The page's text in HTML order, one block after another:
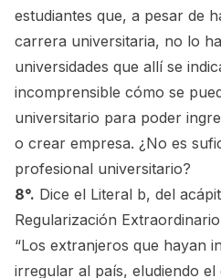
estudiantes que, a pesar de
carrera universitaria, no lo
universidades que allí se
incomprensible cómo se
universitario para poder
o crear empresa. ¿No es
profesional universitario?
8°. Dice el Literal b, del
Regularización
“Los extranjeros que hayan
irregular al país, eludiendo